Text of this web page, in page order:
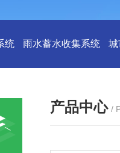
统 雨水蓄水收集系统 城
产品中心 /